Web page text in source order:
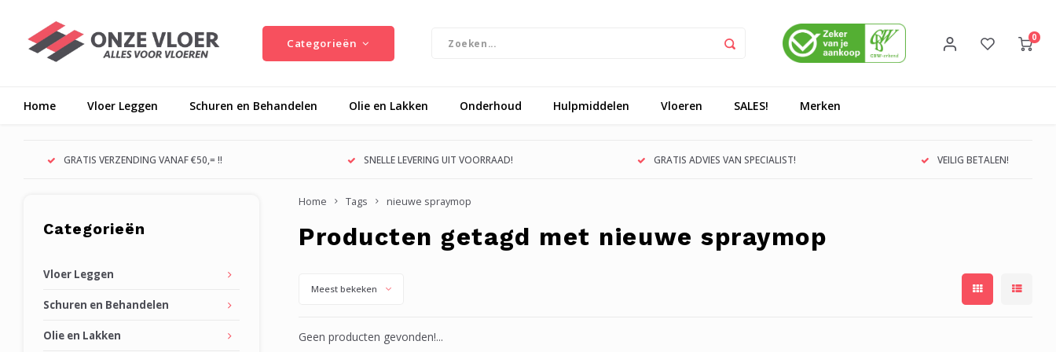
Categorieën 0
Home Vloer Leggen Schuren en Behandelen Olie en Lakken Onderhoud Hulpmiddelen Vloeren SALES! Merken
GRATIS VERZENDING VANAF €50,= !! SNELLE LEVERING UIT VOORRAAD! GRATIS ADVIES VAN SPECIALIST! VEILIG BETALEN!
Categorieën
Vloer Leggen
Schuren en Behandelen
Olie en Lakken
Home Tags nieuwe spraymop
Producten getagd met nieuwe spraymop
Meest bekeken
Geen producten gevonden!...